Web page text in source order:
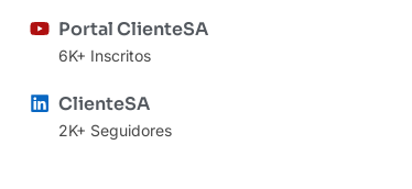
Portal ClienteSA
6K+ Inscritos
ClienteSA
2K+ Seguidores